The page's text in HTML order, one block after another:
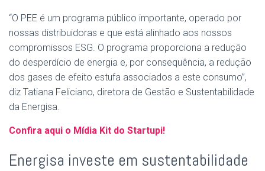
“O PEE é um programa público importante, operado por
nossas distribuidoras e que está alinhado aos nossos
compromissos ESG. O programa proporciona a redução
do desperdício de energia e, por consequência, a redução
dos gases de efeito estufa associados a este consumo”,
diz Tatiana Feliciano, diretora de Gestão e Sustentabilidade
da Energisa.
Confira aqui o Mídia Kit do Startupi!
Energisa investe em sustentabilidade